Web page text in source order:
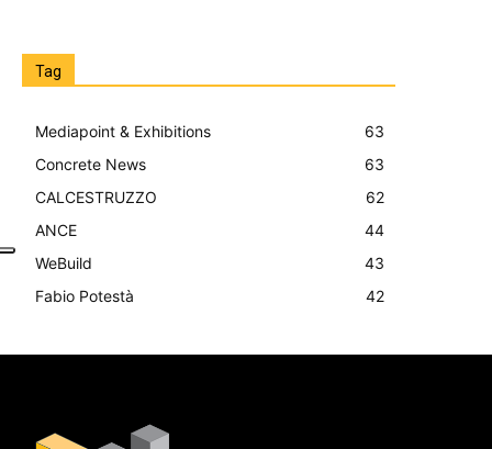
Tag
Mediapoint & Exhibitions
63
Concrete News
63
CALCESTRUZZO
62
ANCE
44
WeBuild
43
Fabio Potestà
42